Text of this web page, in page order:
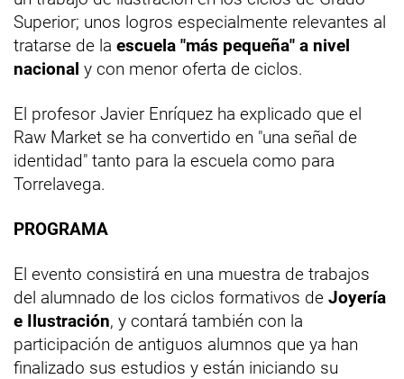
Superior; unos logros especialmente relevantes al
tratarse de la escuela "más pequeña" a nivel
nacional y con menor oferta de ciclos.
El profesor Javier Enríquez ha explicado que el
Raw Market se ha convertido en "una señal de
identidad" tanto para la escuela como para
Torrelavega.
PROGRAMA
El evento consistirá en una muestra de trabajos
del alumnado de los ciclos formativos de Joyería
e Ilustración, y contará también con la
participación de antiguos alumnos que ya han
finalizado sus estudios y están iniciando su